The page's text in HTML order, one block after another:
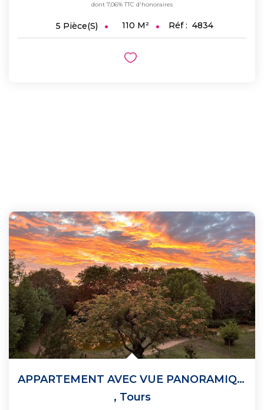
dont 7,06% TTC d'honoraires
5 Pièce(s) 110 M² Réf : 4834
APPARTEMENT AVEC VUE PANORAMIQUE ET BALCON/TERRASSE FILANT
, Tours